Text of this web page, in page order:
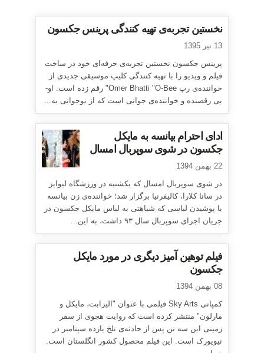
نخستین تجربه‌ی تهیه کنندگی پرینس جکسون
13 تیر 1395
پرینس جکسون نخستین تجربه‌ی حرفه‌ای خود در ساخت
فیلم و ویدیو را با تهیه کنندگی کلیپ موسیقی جدیدی از
خواننده‌ی رپ Omer Bhatti "O-Bee" رقم زده است. او-
بی رقصنده و خواننده‌ی جوانی است که از نوجوانی به...
ادای احترام بیانسه به مایکل
جکسون در شوی سوپربال امسال
22 بهمن 1394
در شوی سوپربال امسال که یکشنبه در ورزشگاه لیوایز
در سانا کلارا، کالیفرنیا برگزار شد؛ خواننده‌ی زن بیانسه
با پوشیدن لباسی که شباهتی به لباس مایکل جکسون در
جریان اجرای سوپربال سال ۹۳ داشت، به این...
فیلم توهین آمیز دیگری در مورد مایکل
جکسون
08 بهمن 1394
کمپانی Sky Arts فیلمی با عنوان "الیزابت، مایکل و
مارلون" منتشر کرده است که روایت هجوی از سفر
زمینی این سه تن پس از حادثه‌ی تلخ یازده سپتامبر در
نیویورک است. این فیلم محصول کشور انگلستان است.